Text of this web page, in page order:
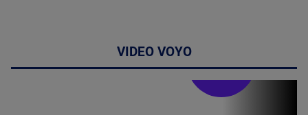
VIDEO VOYO